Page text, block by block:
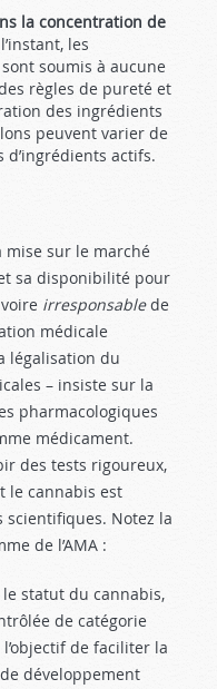
la concentration de
les
soumis à aucune
règles de pureté et
des ingrédients
peuvent varier de
actifs.
mise sur le marché
sa disponibilité pour
irresponsablede
médicale
légalisation du
– insiste sur la
pharmacologiques
médicament.
des tests rigoureux,
le cannabis est
scientifiques. Notez la
de l’AMA :
le statut du cannabis,
de catégorie
de faciliter la
développement